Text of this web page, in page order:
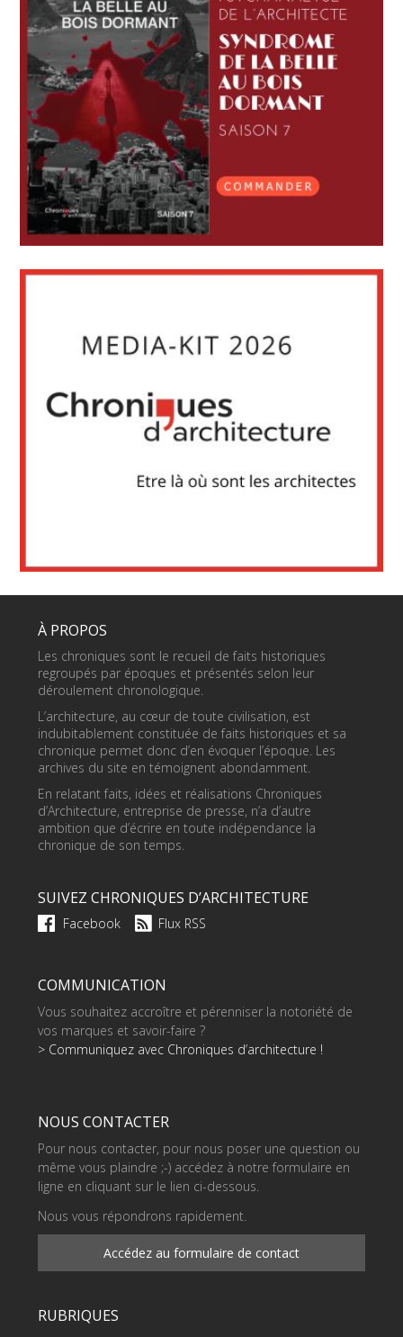
À PROPOS
Les chroniques sont le recueil de faits historiques
regroupés par époques et présentés selon leur
déroulement chronologique.
L’architecture, au cœur de toute civilisation, est
indubitablement constituée de faits historiques et sa
chronique permet donc d’en évoquer l’époque. Les
archives du site en témoignent abondamment.
En relatant faits, idées et réalisations Chroniques
d’Architecture, entreprise de presse, n’a d’autre
ambition que d’écrire en toute indépendance la
chronique de son temps.
SUIVEZ CHRONIQUES D’ARCHITECTURE
Facebook Flux RSS
COMMUNICATION
Vous souhaitez accroître et pérenniser la notoriété de
vos marques et savoir-faire ?
> Communiquez avec Chroniques d’architecture !
NOUS CONTACTER
Pour nous contacter, pour nous poser une question ou
même vous plaindre ;-) accédez à notre formulaire en
ligne en cliquant sur le lien ci-dessous.
Nous vous répondrons rapidement.
Accédez au formulaire de contact
RUBRIQUES